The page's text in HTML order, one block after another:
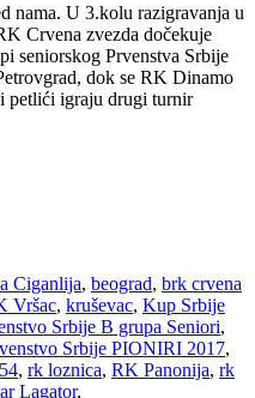
nama. U 3.kolu razigravanja u
Crvena zvezda dočekuje
seniorskog Prvenstva Srbije
dok se RK Dinamo
petlići igraju drugi turnir
Ciganlija, beograd, brk crvena
Vršac, kruševac, Kup Srbije
Srbije B grupa Seniori,
Srbije PIONIRI 2017,
, rk loznica, RK Panonija, rk
Lagator,